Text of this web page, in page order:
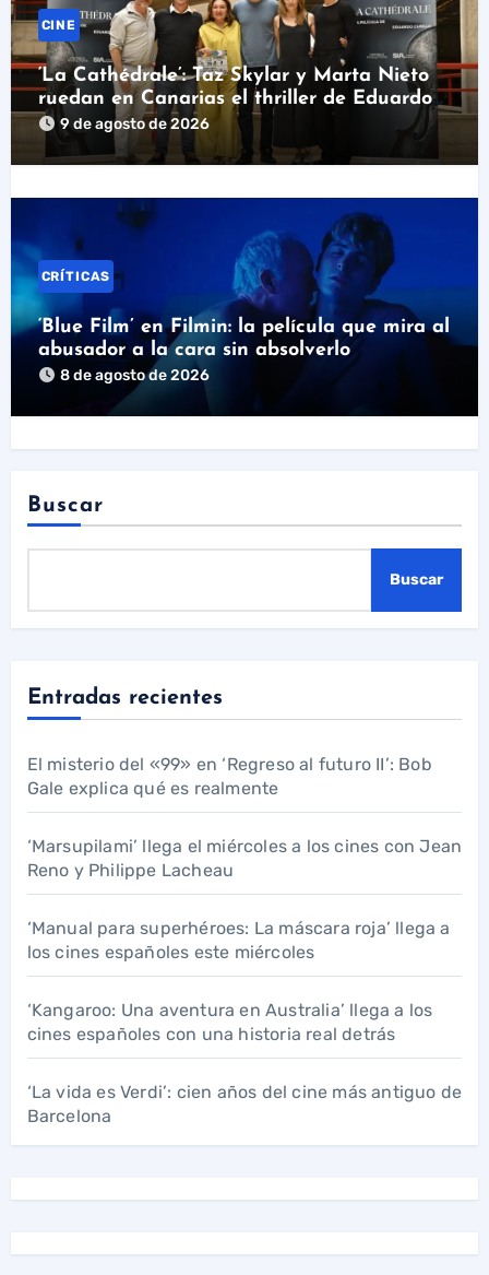
CINE
‘La Cathédrale’: Taz Skylar y Marta Nieto
ruedan en Canarias el thriller de Eduardo
Cubillo
9 de agosto de 2026
CRÍTICAS
‘Blue Film’ en Filmin: la película que mira al
abusador a la cara sin absolverlo
8 de agosto de 2026
Buscar
Buscar
Entradas recientes
El misterio del «99» en ‘Regreso al futuro II’: Bob
Gale explica qué es realmente
‘Marsupilami’ llega el miércoles a los cines con Jean
Reno y Philippe Lacheau
‘Manual para superhéroes: La máscara roja’ llega a
los cines españoles este miércoles
‘Kangaroo: Una aventura en Australia’ llega a los
cines españoles con una historia real detrás
‘La vida es Verdi’: cien años del cine más antiguo de
Barcelona